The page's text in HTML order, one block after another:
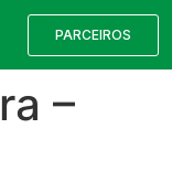
PARCEIROS
–